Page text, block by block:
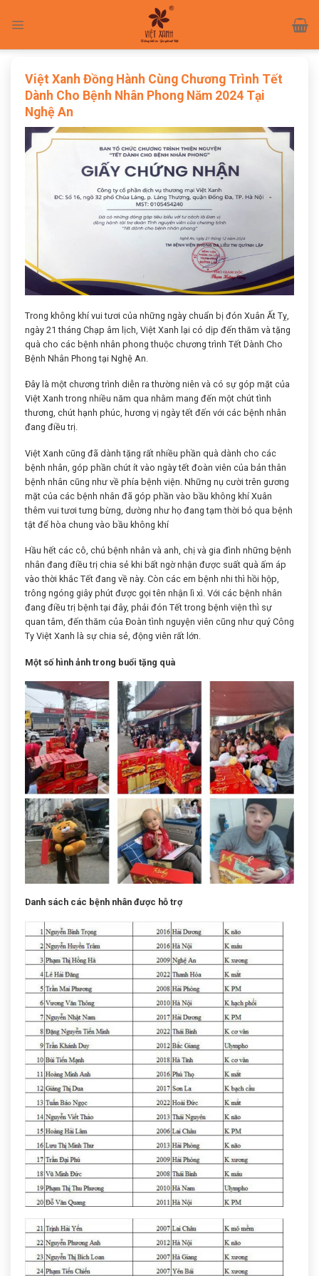
Việt Xanh Đồng Hành Cùng Chương Trình Tết
Dành Cho Bệnh Nhân Phong Năm 2024 Tại
Nghệ An
Trong không khí vui tươi của những ngày chuẩn bị đón Xuân Ất Tỵ,
ngày 21 tháng Chạp âm lịch, Việt Xanh lại có dịp đến thăm và tặng
quà cho các bệnh nhân phong thuộc chương trình Tết Dành Cho
Bệnh Nhân Phong tại Nghệ An.
Đây là một chương trình diễn ra thường niên và có sự góp mặt của
Việt Xanh trong nhiều năm qua nhằm mang đến một chút tình
thương, chút hạnh phúc, hương vị ngày tết đến với các bệnh nhân
đang điều trị.
Việt Xanh cũng đã dành tặng rất nhiều phần quà dành cho các
bệnh nhân, góp phần chút ít vào ngày tết đoàn viên của bản thân
bệnh nhân cũng như về phía bệnh viện. Những nụ cười trên gương
mặt của các bệnh nhân đã góp phần vào bầu không khí Xuân
thêm vui tươi tưng bừng, dường như họ đang tạm thời bỏ qua bệnh
tật để hòa chung vào bầu không khí
Hầu hết các cô, chú bệnh nhân và anh, chị và gia đình những bệnh
nhân đang điều trị chia sẻ khi bất ngờ nhận được suất quà ấm áp
vào thời khắc Tết đang về này. Còn các em bệnh nhi thì hồi hộp,
trông ngóng giây phút được gọi tên nhận lì xì. Với các bệnh nhân
đang điều trị bệnh tại đây, phải đón Tết trong bệnh viện thì sự
quan tâm, đến thăm của Đoàn tình nguyện viên cũng như quý Công
Ty Việt Xanh là sự chia sẻ, động viên rất lớn.
Một số hình ảnh trong buổi tặng quà
Danh sách các bệnh nhân được hỗ trợ